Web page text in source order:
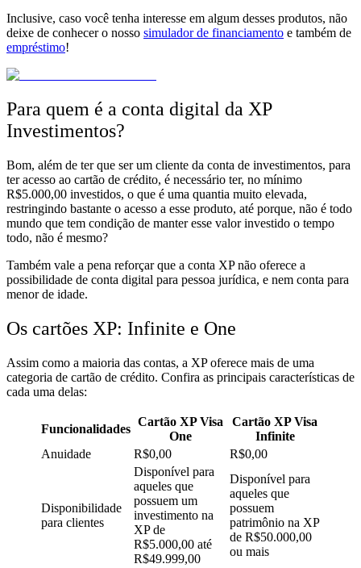
Inclusive, caso você tenha interesse em algum desses produtos, não
deixe de conhecer o nosso simulador de financiamento e também de
empréstimo!
Para quem é a conta digital da XP
Investimentos?
Bom, além de ter que ser um cliente da conta de investimentos, para
ter acesso ao cartão de crédito, é necessário ter, no mínimo
R$5.000,00 investidos, o que é uma quantia muito elevada,
restringindo bastante o acesso a esse produto, até porque, não é todo
mundo que tem condição de manter esse valor investido o tempo
todo, não é mesmo?
Também vale a pena reforçar que a conta XPnão oferece a
possibilidade de conta digital para pessoa jurídica, e nem conta para
menor de idade.
Os cartões XP: Infinite e One
Assim como a maioria das contas, a XP oferece mais de uma
categoria de cartão de crédito. Confira as principais características de
cada uma delas:
Funcionalidades
Cartão XP Visa
One
Cartão XP Visa
Infinite
Anuidade
R$0,00 R$0,00
Disponibilidade
para clientes
Disponível para
aqueles que
possuem um
investimento na
XP de
R$5.000,00 até
R$49.999,00
Disponível para
aqueles que
possuem
patrimônio na XP
de R$50.000,00
ou mais